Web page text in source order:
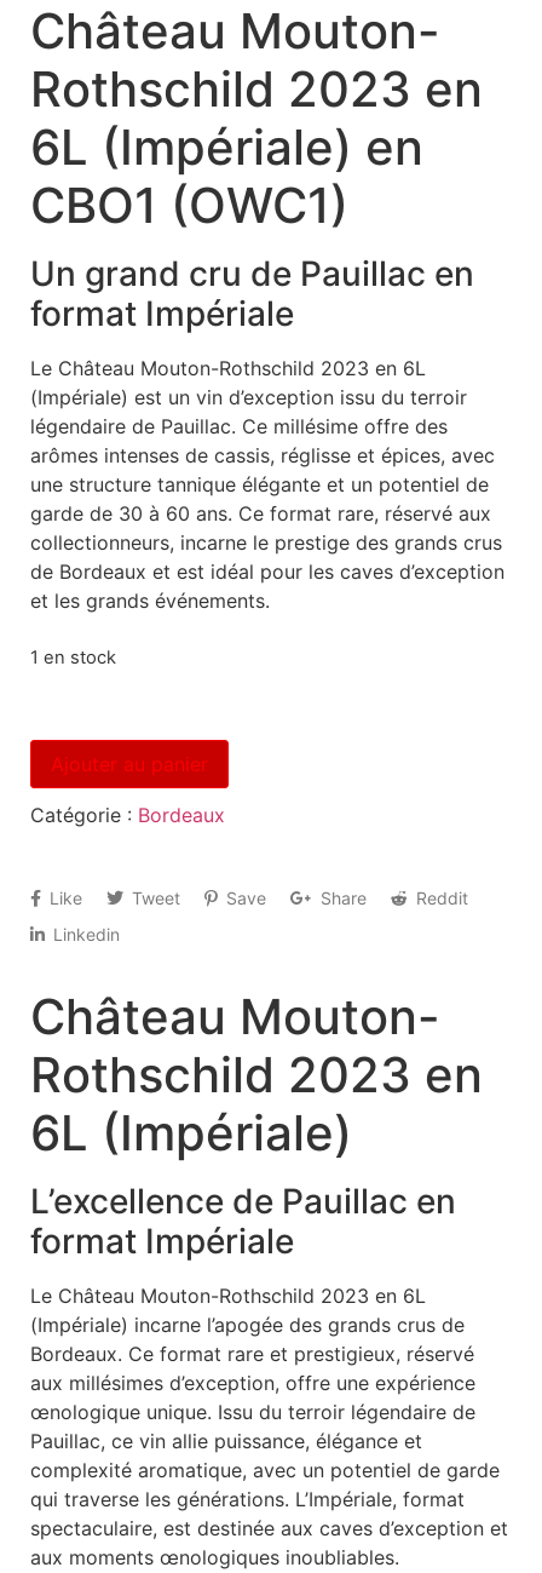
Château Mouton-
Rothschild 2023 en
6L (Impériale) en
CBO1 (OWC1)
Un grand cru de Pauillac en
format Impériale
Le Château Mouton-Rothschild 2023 en 6L
(Impériale) est un vin d’exception issu du terroir
légendaire de Pauillac. Ce millésime offre des
arômes intenses de cassis, réglisse et épices, avec
une structure tannique élégante et un potentiel de
garde de 30 à 60 ans. Ce format rare, réservé aux
collectionneurs, incarne le prestige des grands crus
de Bordeaux et est idéal pour les caves d’exception
et les grands événements.
1 en stock
Ajouter au panier
Catégorie : Bordeaux
Like Tweet Save Share
Reddit
Linkedin
Château Mouton-
Rothschild 2023 en
6L (Impériale)
L’excellence de Pauillac en
format Impériale
Le Château Mouton-Rothschild 2023 en 6L
(Impériale) incarne l’apogée des grands crus de
Bordeaux. Ce format rare et prestigieux, réservé
aux millésimes d’exception, offre une expérience
œnologique unique. Issu du terroir légendaire de
Pauillac, ce vin allie puissance, élégance et
complexité aromatique, avec un potentiel de garde
qui traverse les générations. L’Impériale, format
spectaculaire, est destinée aux caves d’exception et
aux moments œnologiques inoubliables.